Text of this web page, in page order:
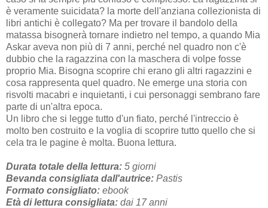
è veramente suicidata? la morte dell'anziana collezionista di
libri antichi è collegato? Ma per trovare il bandolo della
matassa bisognerà tornare indietro nel tempo, a quando Mia
Askar aveva non più di 7 anni, perché nel quadro non c'è
dubbio che la ragazzina con la maschera di volpe fosse
proprio Mia. Bisogna scoprire chi erano gli altri ragazzini e
cosa rappresenta quel quadro. Ne emerge una storia con
risvolti macabri e inquietanti, i cui personaggi sembrano fare
parte di un'altra epoca.
Un libro che si legge tutto d'un fiato, perché l'intreccio è
molto ben costruito e la voglia di scoprire tutto quello che si
cela tra le pagine è molta. Buona lettura.
Durata totale della lettura: 5 giorni
Bevanda consigliata dall'autrice: Pastis
Formato consigliato: ebook
Età di lettura consigliata: dai 17 anni